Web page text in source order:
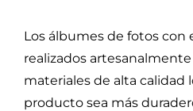
Los álbumes de fotos con
realizados
materiales de alta calidad
producto sea más